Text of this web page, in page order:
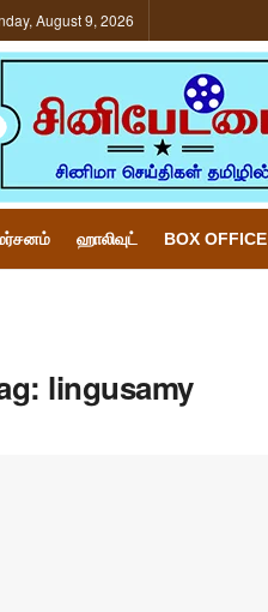
August 9, 2026
ஹாலிவுட் BOX OFFICE
lingusamy